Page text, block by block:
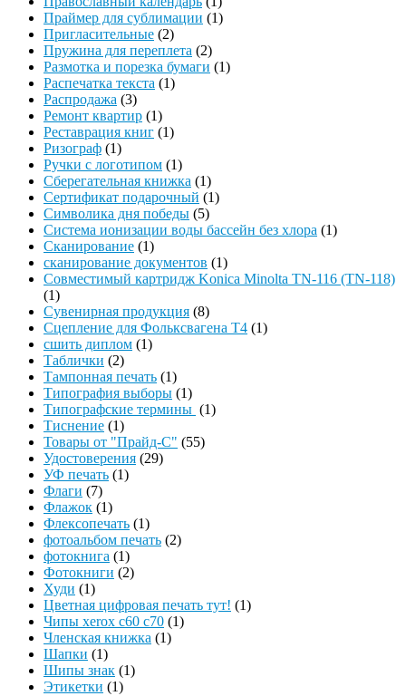
Праймер для сублимации (1)
Пригласительные (2)
Пружина для переплета (2)
Размотка и порезка бумаги (1)
Распечатка текста (1)
Распродажа (3)
Ремонт квартир (1)
Реставрация книг (1)
Ризограф (1)
Ручки с логотипом (1)
Сберегательная книжка (1)
Сертификат подарочный (1)
Символика дня победы (5)
Система ионизации воды бассейн без хлора (1)
Сканирование (1)
сканирование документов (1)
Совместимый картридж Konica Minolta TN-116 (TN-118)
(1)
Сувенирная продукция (8)
Сцепление для Фольксвагена Т4 (1)
сшить диплом (1)
Таблички (2)
Тампонная печать (1)
Типография выборы (1)
Типографские термины (1)
Тиснение (1)
Товары от "Прайд-С" (55)
Удостоверения (29)
УФ печать (1)
Флаги (7)
Флажок (1)
Флексопечать (1)
фотоальбом печать (2)
фотокнига (1)
Фотокниги (2)
Худи (1)
Цветная цифровая печать тут! (1)
Чипы xerox c60 c70 (1)
Членская книжка (1)
Шапки (1)
Шипы знак (1)
Этикетки (1)